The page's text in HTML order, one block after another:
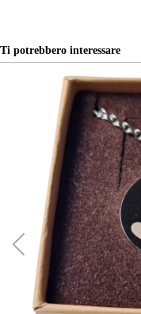
Ti potrebbero interessare